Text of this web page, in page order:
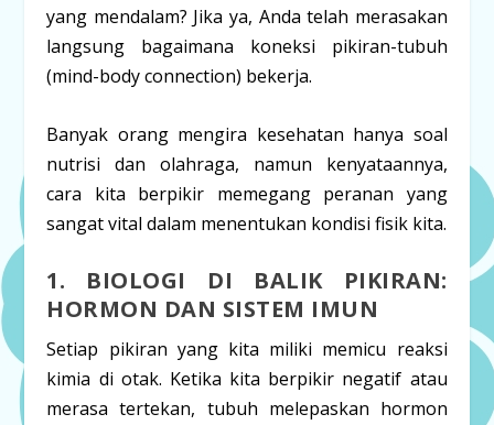
yang mendalam? Jika ya, Anda telah merasakan
langsung bagaimana koneksi pikiran-tubuh
(mind-body connection) bekerja.
Banyak orang mengira kesehatan hanya soal
nutrisi dan olahraga, namun kenyataannya,
cara kita berpikir memegang peranan yang
sangat vital dalam menentukan kondisi fisik kita.
1. BIOLOGI DI BALIK PIKIRAN:
HORMON DAN SISTEM IMUN
Setiap pikiran yang kita miliki memicu reaksi
kimia di otak. Ketika kita berpikir negatif atau
merasa tertekan, tubuh melepaskan hormon